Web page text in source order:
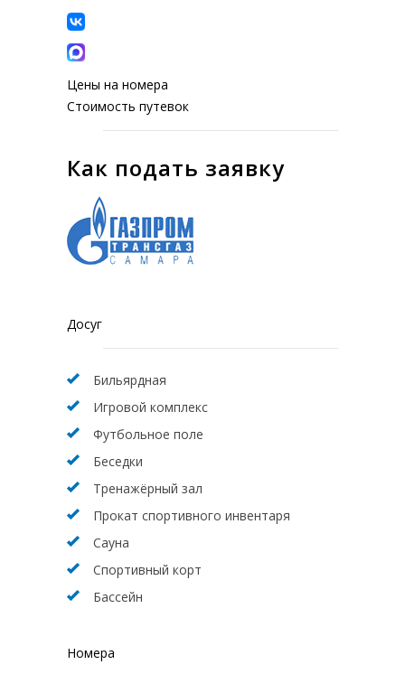
Цены на номера
Стоимость путевок
Как подать заявку
Досуг
Бильярдная
Игровой комплекс
Футбольное поле
Беседки
Тренажёрный зал
Прокат спортивного инвентаря
Сауна
Спортивный корт
Бассейн
Номера